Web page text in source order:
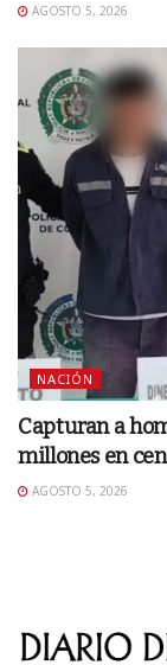
AGOSTO 5, 2026
NACIÓN
Capturan a
millones en
AGOSTO 5, 2026